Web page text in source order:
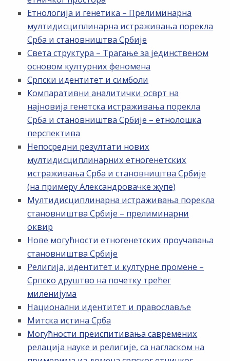
Етнологија и генетика – Прелиминарна
мултидисциплинарна истраживања порекла
Срба и становништва Србије
Света структура – Трагање за јединственом
основом културних феномена
Српски идентитет и симболи
Компаративни аналитички осврт на
најновија генетска истраживања порекла
Срба и становништва Србије – етнолошка
перспектива
Непосредни резултати нових
мултидисциплинарних етногенетских
истраживања Срба и становништва Србије
(на примеру Александровачке жупе)
Мултидисциплинарна истраживања порекла
становништва Србије – прелиминарни
оквир
Нове могућности етногенетских проучавања
становништва Србије
Религија, идентитет и културне промене –
Српско друштво на почетку трећег
миленијума
Национални идентитет и православље
Митска истина Срба
Могућности преиспитивања савремених
релација науке и религије, са нагласком на